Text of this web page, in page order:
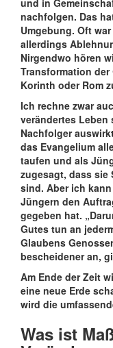
und in
nachfolgen. Das
Umgebung. Oft
allerdings
Nirgendwo hören
Transformation
Korinth oder Rom
Ich rechne zwar
verändertes Leben
Nachfolger
das Evangelium
taufen und als
zugesagt, dass sie
sind. Aber ich
Jüngern den
gegeben hat.
Gutes tun an
Glaubens
bescheidener an,
Am Ende der Zeit
eine neue Erde
wird die
Was ist